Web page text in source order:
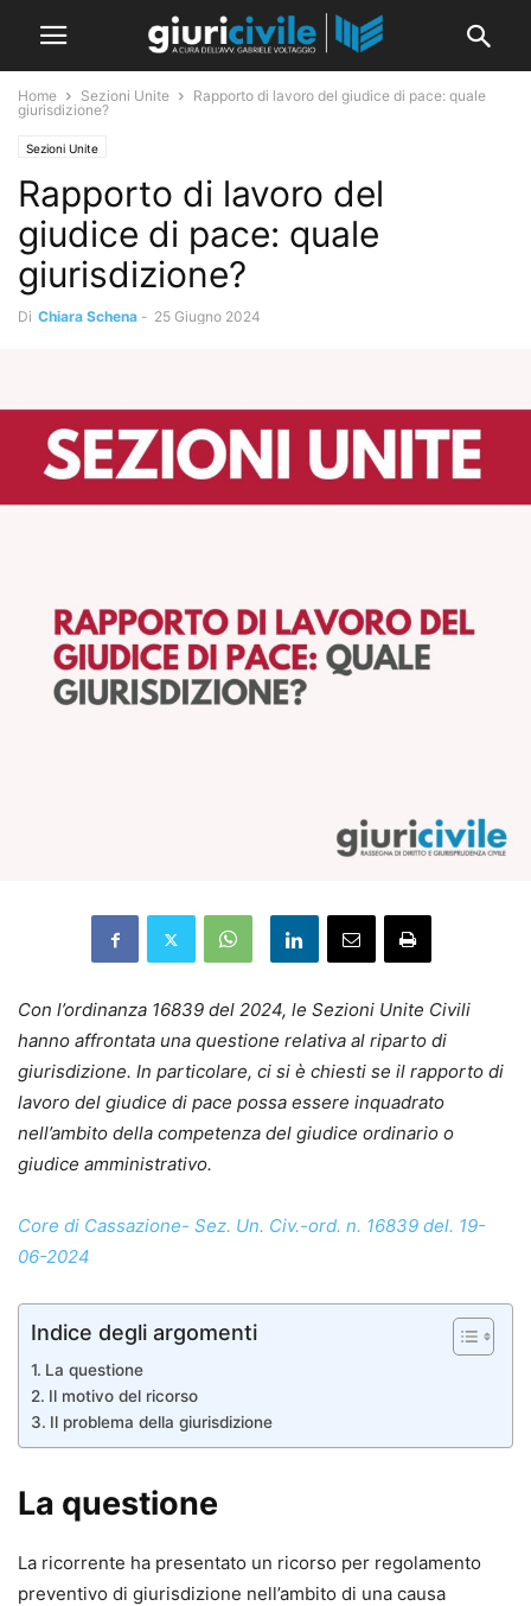
Home Sezioni Unite
Rapporto di lavoro del giudice di pace: quale
giurisdizione?
Sezioni Unite
Rapporto di lavoro del
giudice di pace: quale
giurisdizione?
Di Chiara Schena - 25 Giugno 2024
Con l’ordinanza 16839 del 2024, le Sezioni Unite Civili
hanno affrontata una questione relativa al riparto di
giurisdizione. In particolare, ci si è chiesti se il rapporto di
lavoro del giudice di pace possa essere inquadrato
nell’ambito della competenza del giudice ordinario o
giudice amministrativo.
Core di Cassazione- Sez. Un. Civ.-ord. n. 16839 del. 19-
06-2024
Indice degli argomenti
La questione
Il motivo del ricorso
Il problema della giurisdizione
La questione
La ricorrente ha presentato un ricorso per regolamento
preventivo di giurisdizione nell’ambito di una causa